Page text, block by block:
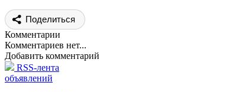
Поделиться
Комментарии
Комментариев нет...
Добавить комментарий
RSS-лента
объявлений